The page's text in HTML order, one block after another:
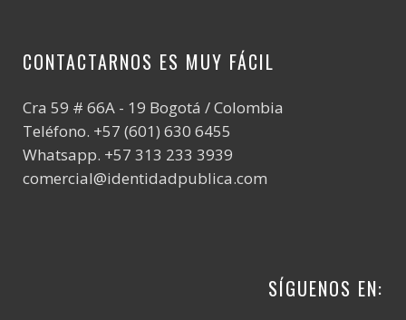
CONTACTARNOS ES MUY FÁCIL
Cra 59 # 66A - 19 Bogotá / Colombia
Teléfono. +57 (601) 630 6455
Whatsapp. +57 313 233 3939
comercial@identidadpublica.com
SÍGUENOS EN: